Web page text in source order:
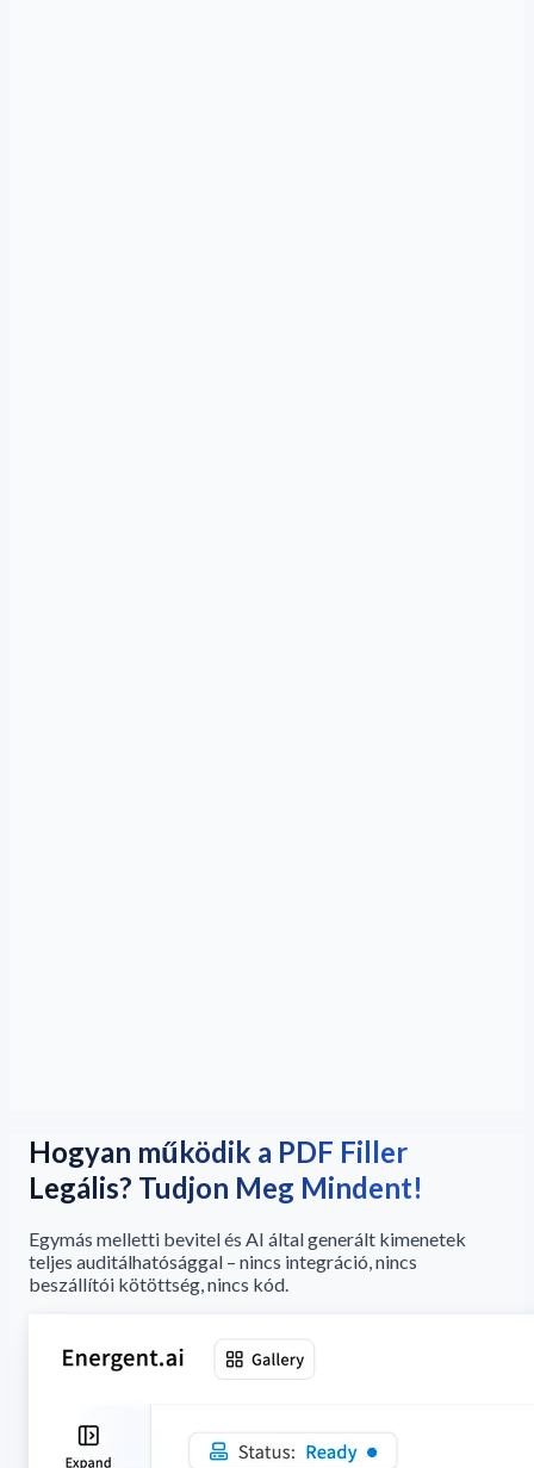
Hogyan működik a PDF Filler
Legális? Tudjon Meg Mindent!
Egymás melletti bevitel és AI által generált kimenetek
teljes auditálhatósággal – nincs integráció, nincs
beszállítói kötöttség, nincs kód.